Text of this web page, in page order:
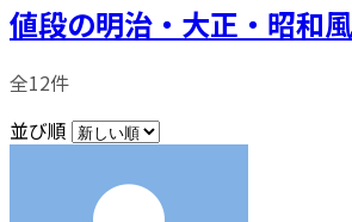
値段の明治・大正・昭和
全12件
並び順